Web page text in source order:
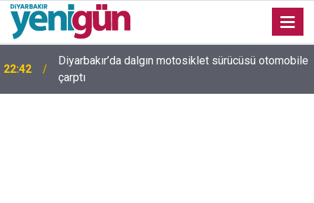
Diyarbakır’da dalgın motosiklet sürücüsü otomobile
çarptı
22:37
Diyarbakır trafiğinde şaşırtan görüntü: Dönüp dönüp
baktılar